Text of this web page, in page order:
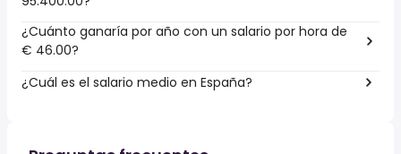
¿Cuánto ganaría por año con un salario por hora de
€ 46.00?
¿Cuál es el salario medio en España?